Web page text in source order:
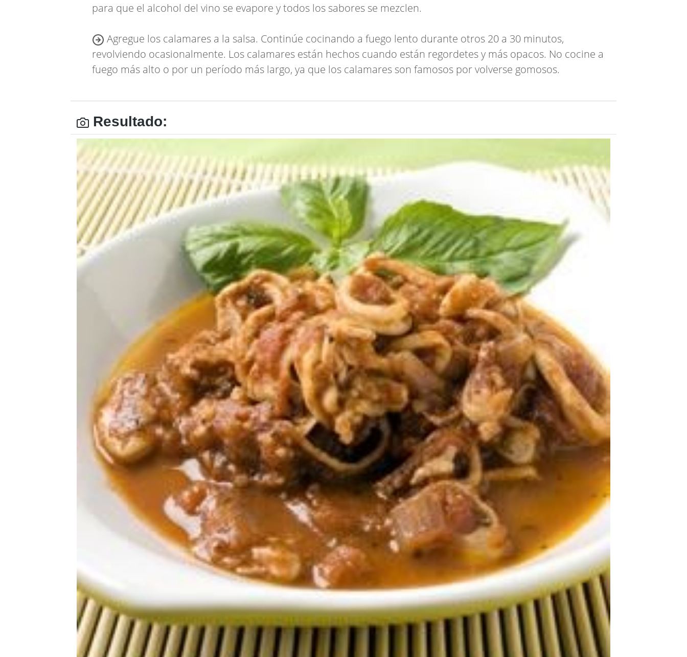
para que el alcohol del vino se evapore y todos los sabores se mezclen.
Agregue los calamares a la salsa. Continúe cocinando a fuego lento durante otros 20 a 30 minutos,
revolviendo ocasionalmente. Los calamares están hechos cuando están regordetes y más opacos. No cocine a
fuego más alto o por un período más largo, ya que los calamares son famosos por volverse gomosos.
Resultado: